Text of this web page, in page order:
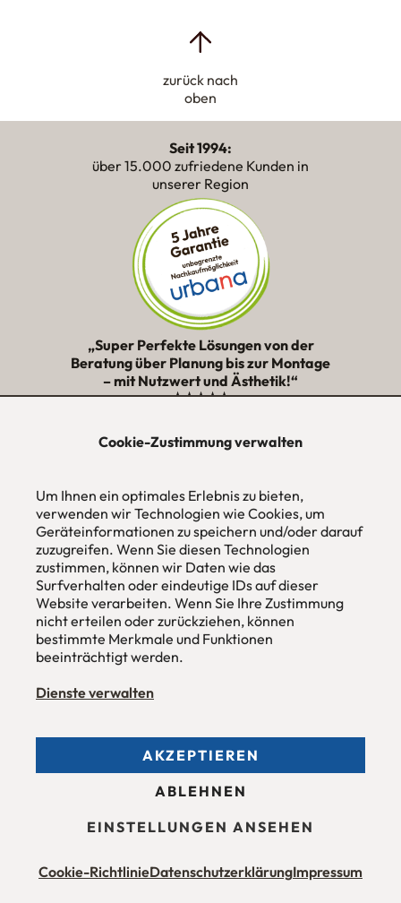
Cookie-Zustimmung verwalten
Um Ihnen ein optimales Erlebnis zu bieten,
verwenden wir Technologien wie Cookies, um
Geräteinformationen zu speichern und/oder darauf
zuzugreifen. Wenn Sie diesen Technologien
zustimmen, können wir Daten wie das
Surfverhalten oder eindeutige IDs auf dieser
Website verarbeiten. Wenn Sie Ihre Zustimmung
nicht erteilen oder zurückziehen, können
bestimmte Merkmale und Funktionen
beeinträchtigt werden.
Dienste verwalten
AKZEPTIEREN
ABLEHNEN
EINSTELLUNGEN ANSEHEN
Cookie-RichtlinieDatenschutzerklärungImpressum
zurück nach
oben
Seit 1994:
über 15.000 zufriedene Kunden in
unserer Region
„Super Perfekte Lösungen von der
Beratung über Planung bis zur Montage
– mit Nutzwert und Ästhetik!“
★★★★★
ohne Mehrpreis nach Maß
Hans Pinsel-Str. 1
im DreierHaus
85540Haar / München
089 / 420 44 535
Fax
089 / 456 00 646
E-Mail
mail@urbana-moebel.de
Öffnungszeiten desMöbelgeschäfts
Samstag 09:30 -16:00 Uhr
und nach Vereinbarung.
Allgemeine Geschäftsbedingungen (AGB)
Datenschutzerklärung Stellenangebote
Barrierefreiheit
Maßmöbel München